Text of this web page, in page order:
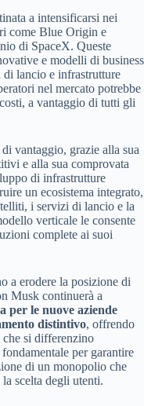
a intensificarsi nei
come Blue Origin e
di SpaceX. Queste
e modelli di business
lancio e infrastrutture
nel mercato potrebbe
a vantaggio di tutti gli
vantaggio, grazie alla sua
e alla sua comprovata
di infrastrutture
un ecosistema integrato,
i servizi di lancio e la
verticale le consente
complete ai suoi
a erodere la posizione di
Musk continuerà a
per le nuove aziende
distintivo, offrendo
si differenzino
per garantire
di un monopolio che
scelta degli utenti.